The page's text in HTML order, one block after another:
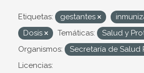
Etiquetas: gestantes
Dosis
Temáticas:
Salud y
Organismos:
Secretaría de Salud
Licencias: